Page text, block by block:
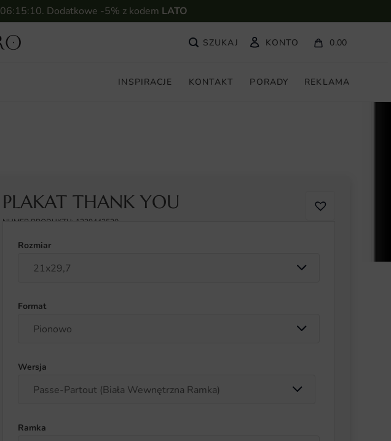
06:15:09. Dodatkowe -5% z kodem LATO
KONTO 0.00
INSPIRACJE KONTAKT PORADY REKLAMA
PLAKAT THANK YOU
NUMER PRODUKTU: 1329442520
Rozmiar
Format
Wersja
Ramka